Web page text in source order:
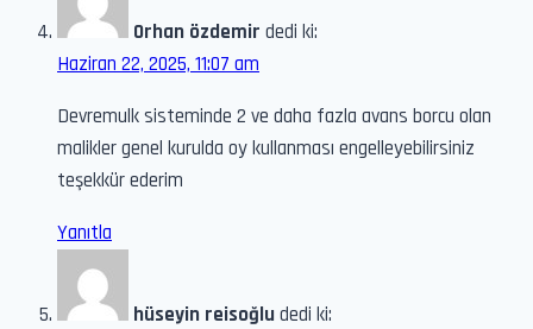
Orhan özdemir dedi ki:
Haziran 22, 2025, 11:07 am
Devremulk sisteminde 2 ve daha fazla avans borcu olan
malikler genel kurulda oy kullanması engelleyebilirsiniz
teşekkür ederim
Yanıtla
hüseyin reisoğludedi ki: